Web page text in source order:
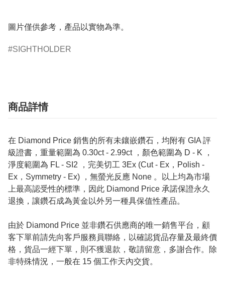
圖片僅供參考，產品以實物為準。
SIGHTHOLDER
商品詳情
在 Diamond Price 銷售的所有未鑲嵌鑽石，均附有 GIA 評
級證書，重量範圍為 0.30ct - 2.99ct ，顏色範圍為 D - K ，
淨度範圍為 FL - SI2 ，完美切工 3Ex (Cut - Ex，Polish -
Ex，Symmetry - Ex) ，無螢光反應 None 。以上均為市場
上最高認受性的標準，因此 Diamond Price 承諾保證永久
退換，讓鑽石成為黃金以外另一種具保值性產品。
由於 Diamond Price 並非鑽石供應商的唯一銷售平台，顧
客下單前請先向客戶服務員聯絡，以確認貨品存量及最終價
格，貨品一經下單，則不獲退款，敬請留意，多謝合作。除
非特殊情況，一般在 15 個工作天內交貨。